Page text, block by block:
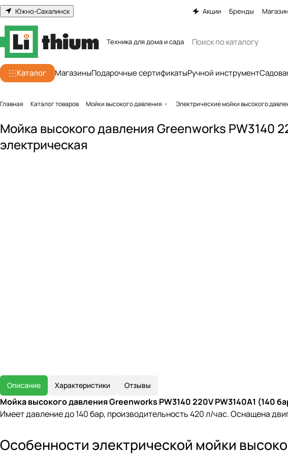
Южно-Сахалинск Акции Бренды
Техника для дома и сада
Каталог МагазиныПодарочные сертификатыРучной инструмент
Главная Каталог товаров Мойки высокого давления Электрические мойки высокого
Мойка высокого давления Greenworks PW3140
электрическая
Описание Характеристики Отзывы
Мойка высокого давления Greenworks PW3140 220V PW3140A1 (140
Имеет давление до 140 бар, производительность 420 л/час. Оснащена
Особенности электрической мойки